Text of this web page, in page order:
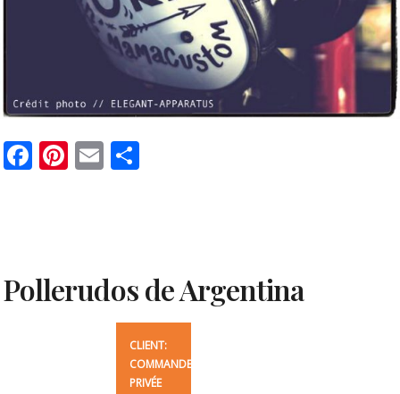
Facebook
Pinterest
Email
Pollerudos de Argentina
CLIENT:
COMMANDE
PRIVÉE